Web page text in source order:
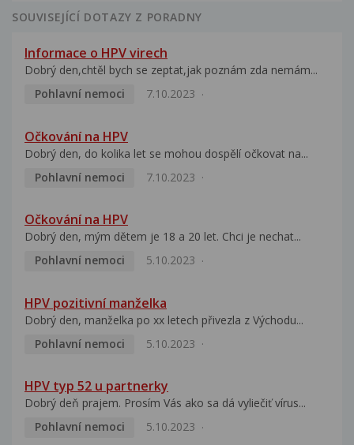
SOUVISEJÍCÍ DOTAZY Z PORADNY
Informace o HPV virech
Dobrý den,chtěl bych se zeptat,jak poznám zda nemám...
Pohlavní nemoci
7.10.2023
Očkování na HPV
Dobrý den, do kolika let se mohou dospělí očkovat na...
Pohlavní nemoci
7.10.2023
Očkování na HPV
Dobrý den, mým dětem je 18 a 20 let. Chci je nechat...
Pohlavní nemoci
5.10.2023
HPV pozitivní manželka
Dobrý den, manželka po xx letech přivezla z Východu...
Pohlavní nemoci
5.10.2023
HPV typ 52 u partnerky
Dobrý deň prajem. Prosím Vás ako sa dá vyliečiť vírus...
Pohlavní nemoci
5.10.2023